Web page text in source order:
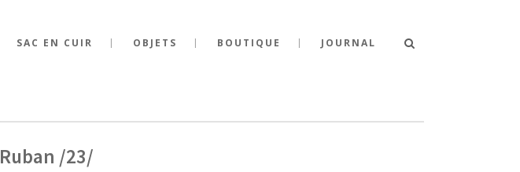
SAC EN CUIR OBJETS BOUTIQUE JOURNAL
Ruban /23/